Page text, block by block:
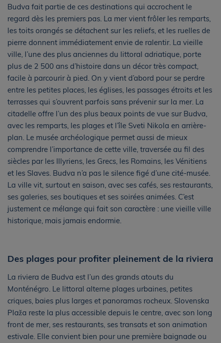
Budva fait partie de ces destinations qui accrochent le
regard dès les premiers pas. La mer vient frôler les remparts,
les toits orangés se détachent sur les reliefs, et les ruelles de
pierre donnent immédiatement envie de ralentir. La vieille
ville, l’une des plus anciennes du littoral adriatique, porte
plus de 2 500 ans d’histoire dans un décor très compact,
facile à parcourir à pied. On y vient d’abord pour se perdre
entre les petites places, les églises, les passages étroits et les
terrasses qui s’ouvrent parfois sans prévenir sur la mer. La
citadelle offre l’un des plus beaux points de vue sur Budva,
avec les remparts, les plages et l’île Sveti Nikola en arrière-
plan. Le musée archéologique permet aussi de mieux
comprendre l’importance de cette ville, traversée au fil des
siècles par les Illyriens, les Grecs, les Romains, les Vénitiens
et les Slaves. Budva n’a pas le silence figé d’une cité-musée.
La ville vit, surtout en saison, avec ses cafés, ses restaurants,
ses galeries, ses boutiques et ses soirées animées. C’est
justement ce mélange qui fait son caractère : une vieille ville
historique, mais jamais endormie.
Des plages pour profiter pleinement de la riviera
La riviera de Budva est l’un des grands atouts du
Monténégro. Le littoral alterne plages urbaines, petites
criques, baies plus larges et panoramas rocheux. Slovenska
Plaža reste la plus accessible depuis le centre, avec son long
front de mer, ses restaurants, ses transats et son animation
estivale. Elle convient bien pour une première baignade ou